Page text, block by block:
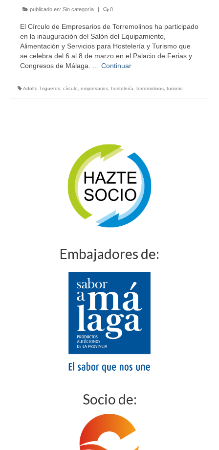
publicado en: Sin categoría 0
El Círculo de Empresarios de Torremolinos ha participado
en la inauguración del Salón del Equipamiento,
Alimentación y Servicios para Hostelería y Turismo que
se celebra del 6 al 8 de marzo en el Palacio de Ferias y
Congresos de Málaga. … Continuar
Adolfo Trigueros, círculo, empresarios, hostelería, torremolinos, turismo
Embajadores de:
Socio de: